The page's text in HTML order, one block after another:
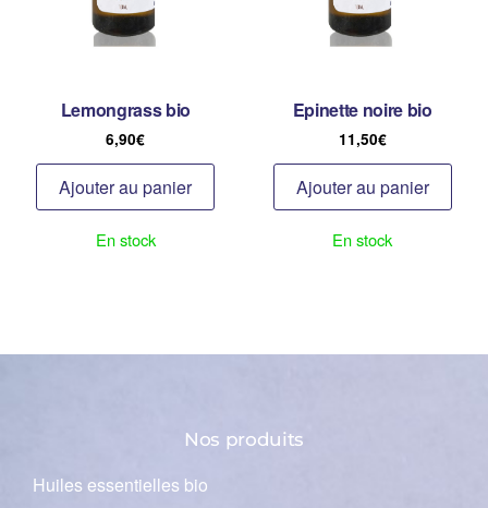
Lemongrass bio
6,90€
Ajouter au panier
En stock
Epinette noire bio
11,50€
Ajouter au panier
En stock
Nos produits
Huiles essentielles bio